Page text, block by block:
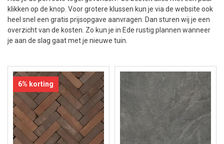
klikken op de knop. Voor grotere klussen kun je via de website ook
heel snel een gratis prijsopgave aanvragen. Dan sturen wij je een
overzicht van de kosten. Zo kun je in Ede rustig plannen wanneer
je aan de slag gaat met je nieuwe tuin.
6% korting